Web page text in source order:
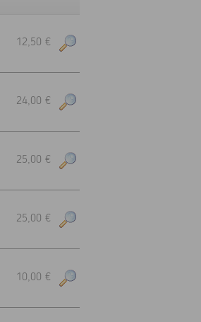
12,50 €
24,00 €
25,00 €
25,00 €
10,00 €